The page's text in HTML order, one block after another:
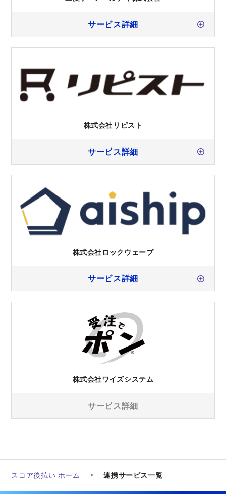
サービス詳細
株式会社リピスト
サービス詳細
株式会社ロックウェーブ
サービス詳細
株式会社ワイズシステム
サービス詳細
スコア後払い ホーム 連携サービス一覧